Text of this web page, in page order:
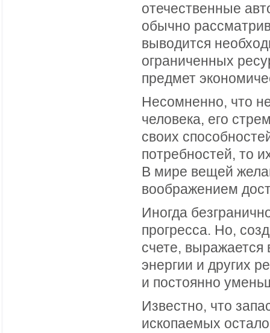
отечественные
обычно
выводится
ограниченных
предмет
Несомненно, что
человека, его
своих
потребностей, то
В мире вещей
воображением
Иногда
прогресса. Но,
счете, выражается
энергии и других
и постоянно
Известно, что
ископаемых